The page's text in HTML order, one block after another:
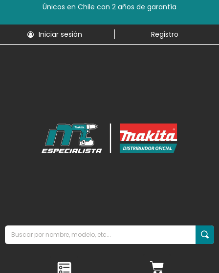
Únicos en Chile con 2 años de garantía
Iniciar sesión Registro